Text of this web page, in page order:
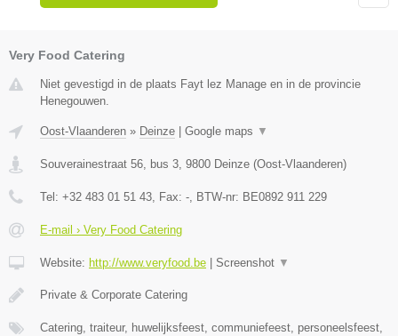
Very Food Catering
Niet gevestigd in de plaats Fayt lez Manage en in de provincie
Henegouwen.
Oost-Vlaanderen » Deinze Google maps ▼
Souverainestraat 56, bus 3, 9800 Deinze (Oost-Vlaanderen)
Tel: +32 483 01 51 43, Fax: -, BTW-nr: BE0892 911 229
E-mail › Very Food Catering
Website: http://www.veryfood.be Screenshot ▼
Private & Corporate Catering
Catering, traiteur, huwelijksfeest, communiefeest, personeelsfeest,